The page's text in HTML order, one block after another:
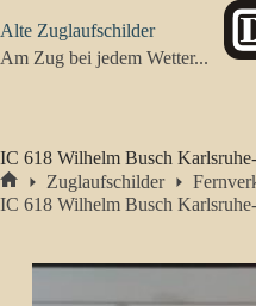
Inhalt
springen
Alte Zuglaufschilder
Am Zug bei jedem Wetter...
IC 618 Wilhelm Busch
Start
Zuglaufschilder
IC 618 Wilhelm Busch